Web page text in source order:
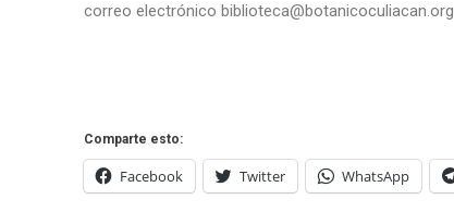
correo electrónico biblioteca@botanicoculiacan.org
Comparte esto:
Facebook Twitter WhatsApp